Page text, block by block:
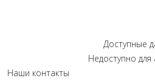
Доступные
Недоступно
Наши контакты